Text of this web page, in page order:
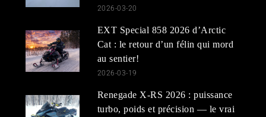
2026-03-20
EXT Special 858 2026 d’Arctic
Cat : le retour d’un félin qui mord
au sentier!
2026-03-19
Renegade X-RS 2026 : puissance
turbo, poids et précision — le vrai